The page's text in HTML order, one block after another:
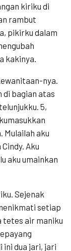
kiriku di
rambut
pikirku dalam
kakinya.
nya.
bagian atas
5,
Mulailah aku
Aku
aku umainkan
Sejenak
setiap
tetes air maniku
ini dua jari, jari